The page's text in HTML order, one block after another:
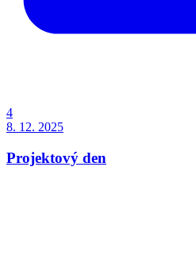
4
8. 12. 2025
Projektový den